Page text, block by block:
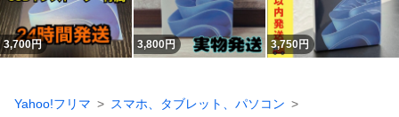
3,700円 3,800円 3,750円
Yahoo!フリマ
スマホ、タブレット、パソコン